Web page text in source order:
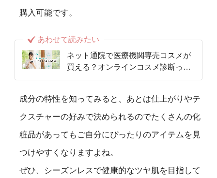
購入可能です。
あわせて読みたい
ネット通院で医療機関専売コスメが
買える？オンラインコスメ診断って
何？
成分の特性を知ってみると、あとは仕上がりやテ
クスチャーの好みで決められるのでたくさんの化
粧品があってもご自分にぴったりのアイテムを見
つけやすくなりますよね。
ぜひ、シーズンレスで健康的なツヤ肌を目指して